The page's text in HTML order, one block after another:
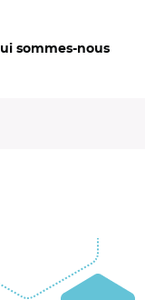
sommes-nous